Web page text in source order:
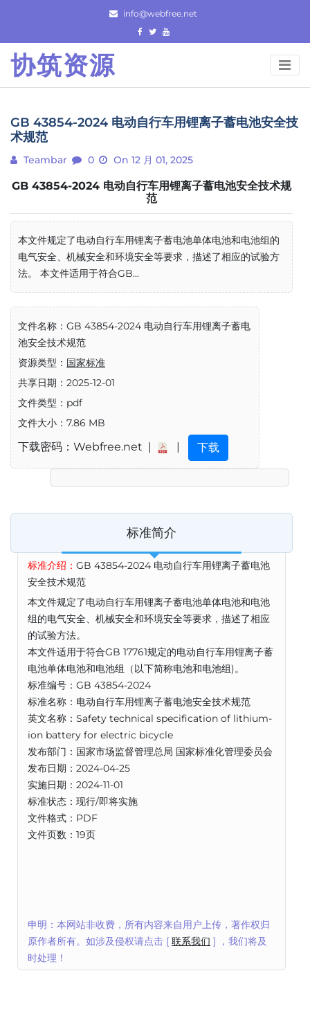
content
info@webfree.net
协筑资源
GB 43854-2024 电动自行车用锂离子蓄电池安全技
术规范
Teambar 0 On 12 月 01, 2025
GB 43854-2024 电动自行车用锂离子蓄电池安全技术规
范
本文件规定了电动自行车用锂离子蓄电池单体电池和电池组的
电气安全、机械安全和环境安全等要求，描述了相应的试验方
法。 本文件适用于符合GB...
文件名称：GB 43854-2024 电动自行车用锂离子蓄电
池安全技术规范
资源类型： 国家标准
共享日期：2025-12-01
文件类型：pdf
文件大小：7.86 MB
下载密码：Webfree.net | | 下载
标准简介
标准介绍： GB 43854-2024 电动自行车用锂离子蓄电池
安全技术规范
本文件规定了电动自行车用锂离子蓄电池单体电池和电池
组的电气安全、机械安全和环境安全等要求，描述了相应
的试验方法。
本文件适用于符合GB 17761规定的电动自行车用锂离子蓄
电池单体电池和电池组（以下简称电池和电池组)。
标准编号：GB 43854-2024
标准名称：电动自行车用锂离子蓄电池安全技术规范
英文名称：Safety technical specification of lithium-
ion battery for electric bicycle
发布部门：国家市场监督管理总局 国家标准化管理委员会
发布日期：2024-04-25
实施日期：2024-11-01
标准状态：现行/即将实施
文件格式：PDF
文件页数：19页
申明：本网站非收费，所有内容来自用户上传，著作权归
原作者所有。如涉及侵权请点击 [ 联系我们 ] ，我们将及
时处理！